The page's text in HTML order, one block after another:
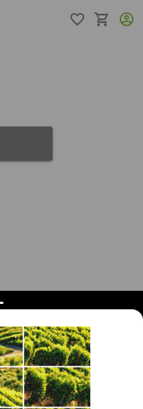
О проекте
Помощь